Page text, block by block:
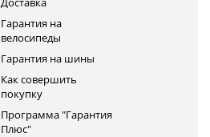
Гарантия на
велосипеды
Гарантия на шины
Как совершить
покупку
Программа "Гарантия
Плюс"